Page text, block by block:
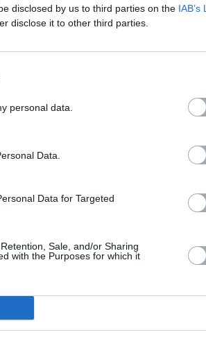
disclosed by us to third parties on the IAB’s
disclose it to other third parties.
personal data.
Data.
Data for Targeted
Sale, and/or Sharing
with the Purposes for which it
ΕΩΣ: 09/11/2024
Έκθεση στην Blender